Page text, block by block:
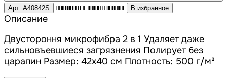
Арт. A40842S В избранное
Описание
Двустороння микрофибра 2 в 1 Удаляет даже
сильновъевшиеся загрязнения Полирует без
царапин Размер: 42х40 см Плотность: 500 г/м²